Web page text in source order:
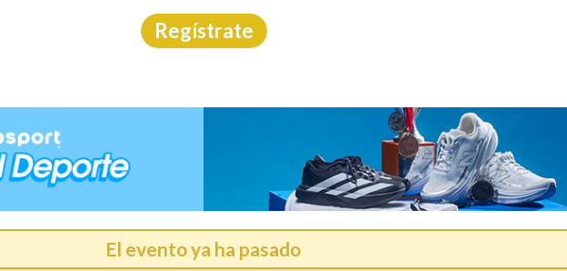
Regístrate
El evento ya ha pasado